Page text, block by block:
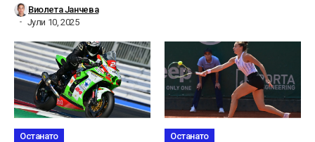
Виолета Јанчева
Јули 10, 2025
Останато Останато